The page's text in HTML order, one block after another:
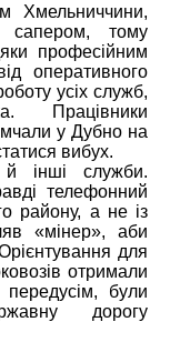
Хмельниччини,
тому
професійним
оперативного
усіх служб,
Працівники
у Дубно на
вибух.
інші служби.
телефонний
району, а не із
«мінер», аби
для
отримали
передусім, були
дорогу